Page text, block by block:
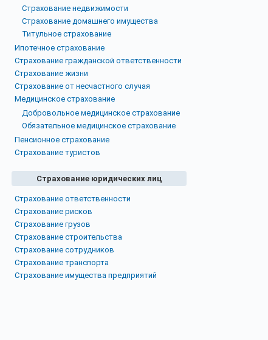
Страхование недвижимости
Страхование домашнего имущества
Титульное страхование
Ипотечное страхование
Страхование гражданской ответственности
Страхование жизни
Страхование от несчастного случая
Медицинское страхование
Добровольное медицинское страхование
Обязательное медицинское страхование
Пенсионное страхование
Страхование туристов
Страхование юридических лиц
Страхование ответственности
Страхование рисков
Страхование грузов
Страхование строительства
Страхование сотрудников
Страхование транспорта
Страхование имущества предприятий